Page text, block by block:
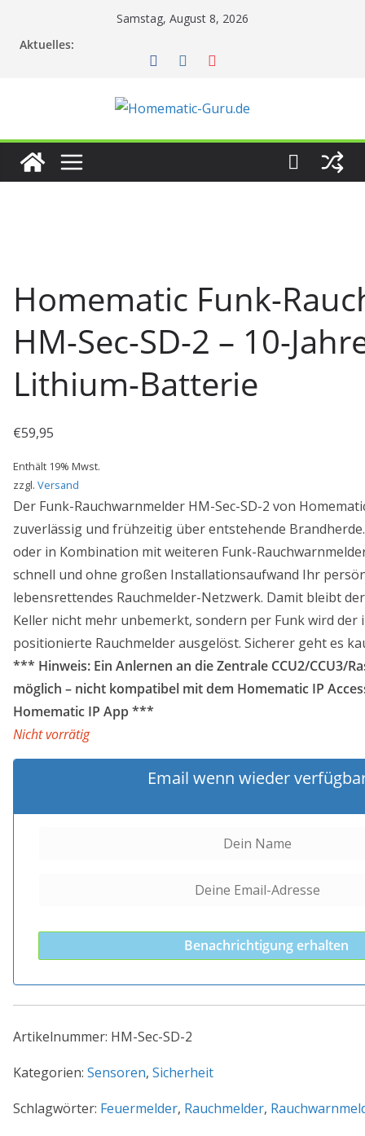
Samstag, August 8, 2026
Aktuelles:
Homematic Funk-
HM-Sec-SD-2 – 10-
Lithium-Batterie
€59,95
Enthält 19% Mwst.
zzgl. Versand
Der Funk-Rauchwarnmelder HM-Sec-SD-2 von
zuverlässig und frühzeitig über entstehende
oder in Kombination mit weiteren Funk-
schnell und ohne großen Installationsaufwand Ihr
lebensrettendes Rauchmelder-Netzwerk. Damit bleibt
Keller nicht mehr unbemerkt, sondern per Funk wird der
positionierte Rauchmelder ausgelöst. Sicherer geht es
*** Hinweis: Ein Anlernen an die Zentrale CCU2/CCU3/
möglich – nicht kompatibel mit dem Homematic IP
Homematic IP App ***
Nicht vorrätig
Email wenn wieder
Benachrichtigung erhalten
Artikelnummer: HM-Sec-SD-2
Kategorien: Sensoren, Sicherheit
Schlagwörter: Feuermelder, Rauchmelder,